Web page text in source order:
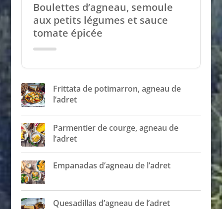
Boulettes d’agneau, semoule
aux petits légumes et sauce
tomate épicée
Frittata de potimarron, agneau de
l’adret
Parmentier de courge, agneau de
l’adret
Empanadas d’agneau de l’adret
Quesadillas d’agneau de l’adret